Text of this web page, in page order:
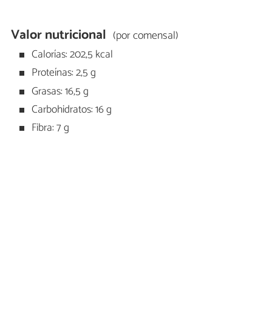
Valor nutricional (por comensal)
Calorías: 202,5 kcal
Proteínas: 2,5 g
Grasas: 16,5 g
Carbohidratos: 16 g
Fibra: 7 g